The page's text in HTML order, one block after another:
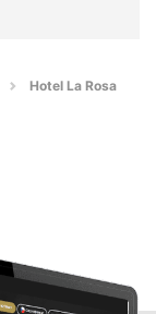
Hotel La Rosa